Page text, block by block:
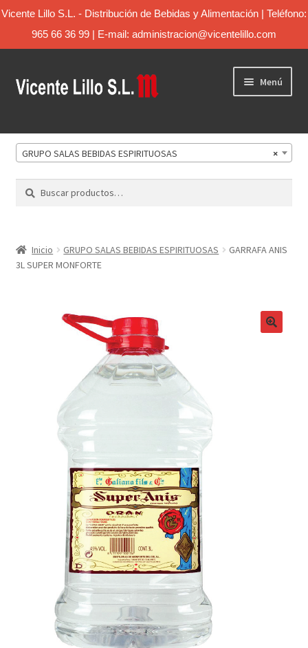
Vicente Lillo S.L. - Distribución de Bebidas y Alimentación | Teléfono:
965 66 36 99 | E-mail: administracion@vicentelillo.com
Menú
Inicio
Contacto
×
GRUPO SALAS BEBIDAS ESPIRITUOSAS
Buscar
Inicio GRUPO SALAS BEBIDAS ESPIRITUOSAS
GARRAFA ANIS
3L SUPER MONFORTE